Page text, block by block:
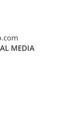
MEDIA